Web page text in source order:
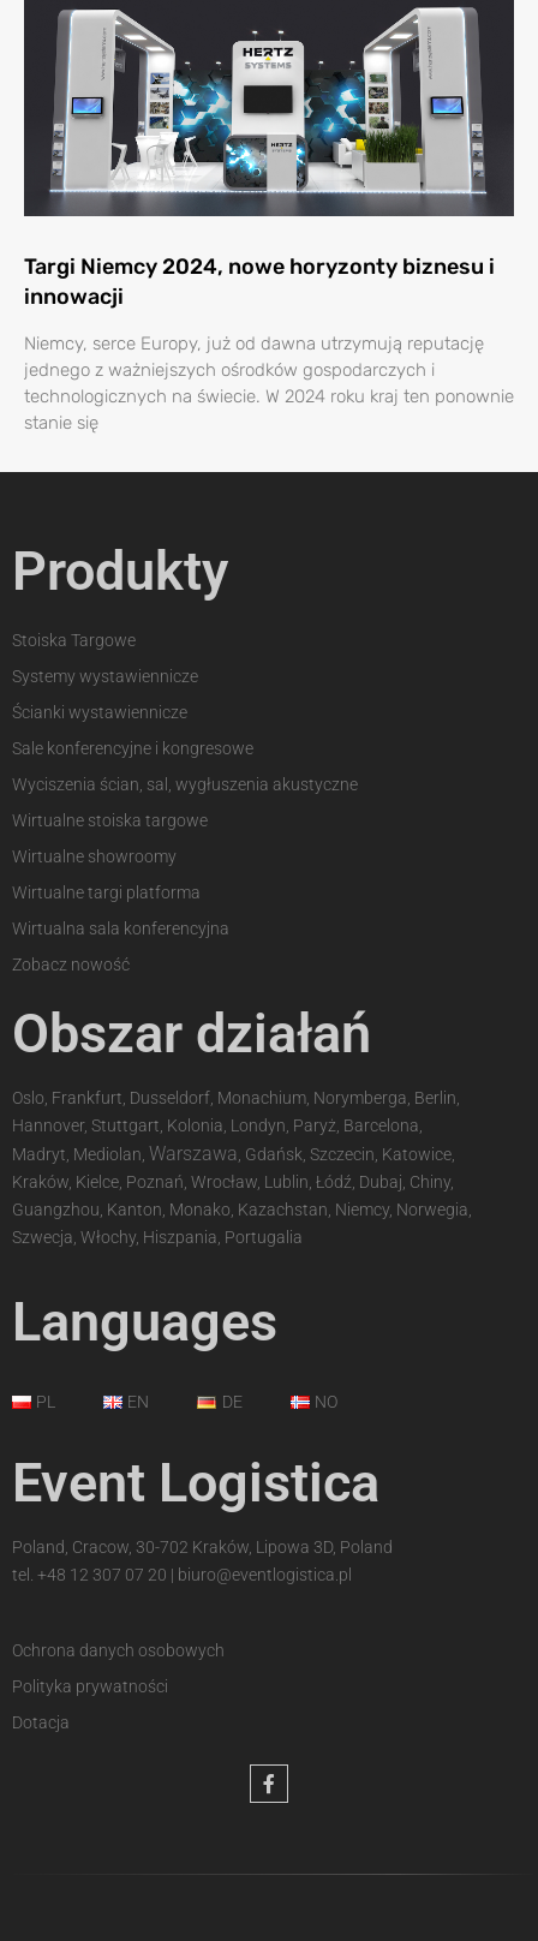
Targi Niemcy 2024, nowe horyzonty biznesu i
innowacji
Niemcy, serce Europy, już od dawna utrzymują reputację
jednego z ważniejszych ośrodków gospodarczych i
technologicznych na świecie. W 2024 roku kraj ten ponownie
stanie się
Produkty
Stoiska Targowe
Systemy wystawiennicze
Ścianki wystawiennicze
Sale konferencyjne i kongresowe
Wyciszenia ścian, sal, wygłuszenia akustyczne
Wirtualne stoiska targowe
Wirtualne showroomy
Wirtualne targi platforma
Wirtualna sala konferencyjna
Zobacz nowość
Obszar działań
Oslo, Frankfurt, Dusseldorf, Monachium, Norymberga, Berlin,
Hannover, Stuttgart, Kolonia, Londyn, Paryż, Barcelona,
Madryt, Mediolan, Warszawa, Gdańsk, Szczecin, Katowice,
Kraków, Kielce, Poznań, Wrocław, Lublin, Łódź, Dubaj, Chiny,
Guangzhou, Kanton, Monako, Kazachstan, Niemcy, Norwegia,
Szwecja, Włochy, Hiszpania, Portugalia
Languages
PL EN DE NO
Event Logistica
Poland, Cracow, 30-702 Kraków, Lipowa 3D, Poland
tel. +48 12 307 07 20 | biuro@eventlogistica.pl
Ochrona danych osobowych
Polityka prywatności
Dotacja